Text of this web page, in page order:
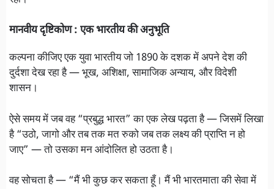
मानवीय दृष्टिकोण : एक भारतीय की अनुभूति
कल्पना कीजिए एक युवा भारतीय जो 1890 के दशक में अपने देश की
दुर्दशा देख रहा है — भूख, अशिक्षा, सामाजिक अन्याय, और विदेशी
शासन।
ऐसे समय में जब वह “प्रबुद्ध भारत” का एक लेख पढ़ता है — जिसमें लिखा
है “उठो, जागो और तब तक मत रुको जब तक लक्ष्य की प्राप्ति न हो
जाए” — तो उसका मन आंदोलित हो उठता है।
वह सोचता है — “मैं भी कुछ कर सकता हूँ। मैं भी भारतमाता की सेवा में